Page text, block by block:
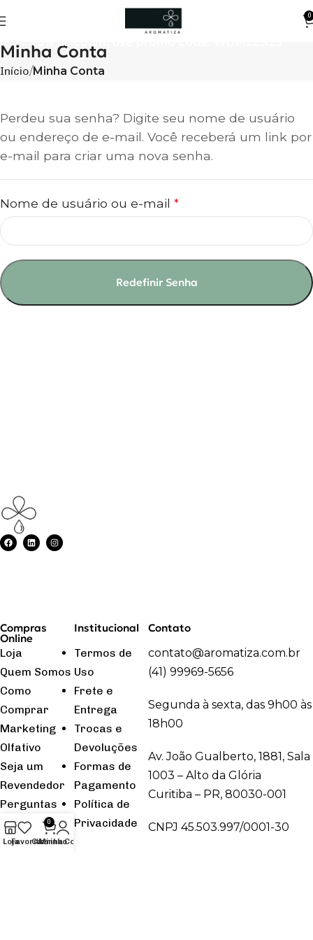
0
10% discount, use promo code: WDPILLS23
Minha Conta
Início Minha Conta
Perdeu sua senha? Digite seu nome de usuário
ou endereço de e-mail. Você receberá um link por
e-mail para criar uma nova senha.
Nome de usuário ou e-mail *
Redefinir Senha
Compras
Online
Loja
Quem Somos
Como
Comprar
Marketing
Olfativo
Seja um
Revendedor
Perguntas
Frequentes
Institucional
Termos de
Uso
Frete e
Entrega
Trocas e
Devoluções
Formas de
Pagamento
Política de
Privacidade
Contato
contato@aromatiza.com.br
(41) 99969-5656
Segunda à sexta, das 9h00 às
18h00
Av. João Gualberto, 1881, Sala
1003 – Alto da Glória
Curitiba – PR, 80030-001
CNPJ 45.503.997/0001-30
LojaFavoritos
0
Carrinho
Minha Conta